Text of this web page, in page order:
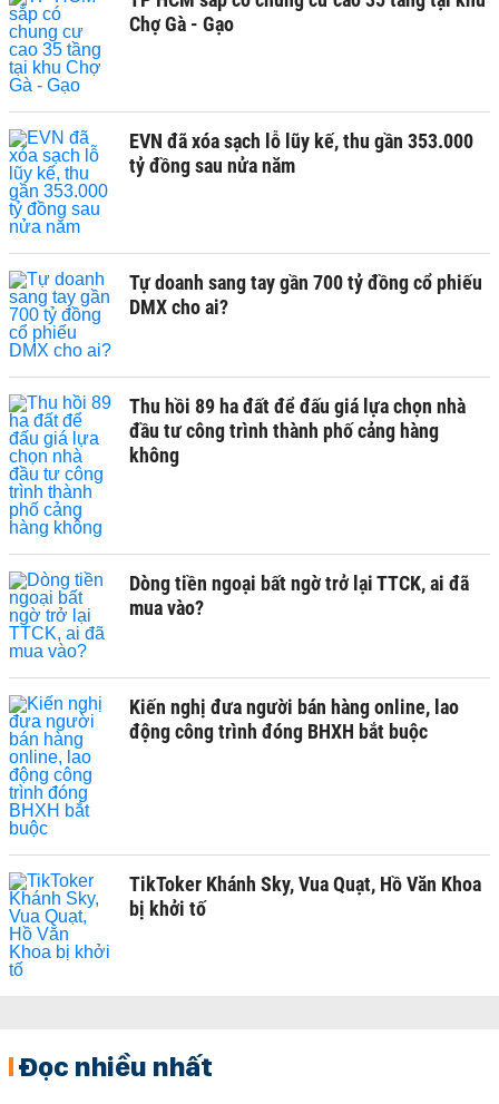
Chợ Gà - Gạo
EVN đã xóa sạch lỗ lũy kế, thu gần 353.000
tỷ đồng sau nửa năm
Tự doanh sang tay gần 700 tỷ đồng cổ phiếu
DMX cho ai?
Thu hồi 89 ha đất để đấu giá lựa chọn nhà
đầu tư công trình thành phố cảng hàng
không
Dòng tiền ngoại bất ngờ trở lại TTCK, ai đã
mua vào?
Kiến nghị đưa người bán hàng online, lao
động công trình đóng BHXH bắt buộc
TikToker Khánh Sky, Vua Quạt, Hồ Văn Khoa
bị khởi tố
Đọc nhiều nhất